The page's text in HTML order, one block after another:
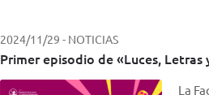
2024/11/29 - NOTICIAS
Primer episodio de «Luces,
La